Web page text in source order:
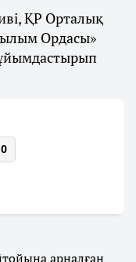
ҚР Орталық
Ордасы»
0
арналған